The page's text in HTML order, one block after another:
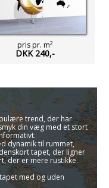
trend, der har
din væg med et stort
dynamik til rummet,
tapet, der ligner
der er mere rustikke.
med og uden
pris pr. m2
DKK 240,-